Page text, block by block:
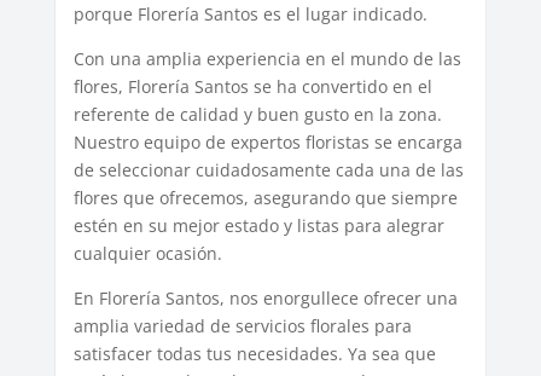
porque Florería Santos es el lugar indicado.
Con una amplia experiencia en el mundo de las
flores, Florería Santos se ha convertido en el
referente de calidad y buen gusto en la zona.
Nuestro equipo de expertos floristas se encarga
de seleccionar cuidadosamente cada una de las
flores que ofrecemos, asegurando que siempre
estén en su mejor estado y listas para alegrar
cualquier ocasión.
En Florería Santos, nos enorgullece ofrecer una
amplia variedad de servicios florales para
satisfacer todas tus necesidades. Ya sea que